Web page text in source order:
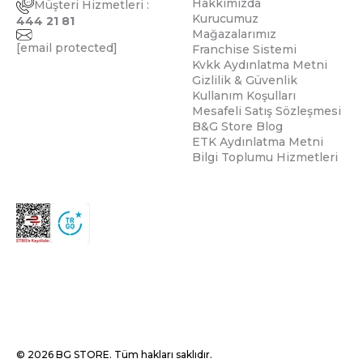
Müşteri Hizmetleri :
444 21 81
[email protected]
Hakkımızda
Kurucumuz
Mağazalarımız
Franchise Sistemi
Kvkk Aydınlatma Metni
Gizlilik & Güvenlik
Kullanım Koşulları
Mesafeli Satış Sözleşmesi
B&G Store Blog
ETK Aydınlatma Metni
Bilgi Toplumu Hizmetleri
© 2026 BG STORE. Tüm hakları saklıdır.